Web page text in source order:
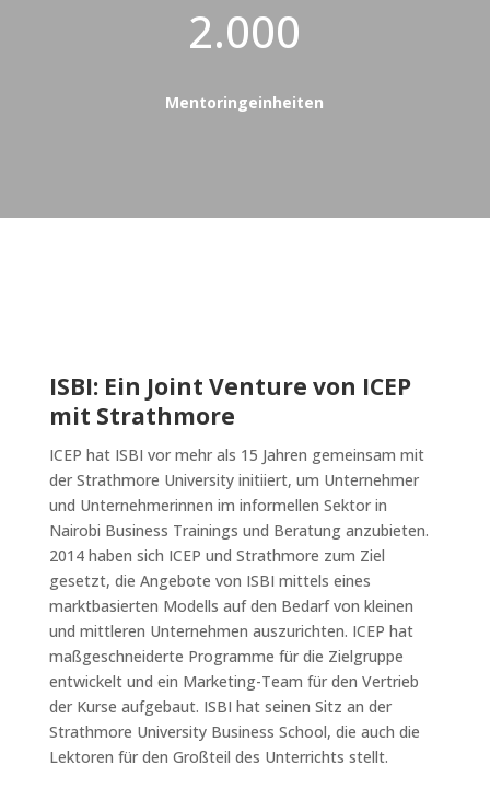
2.000
Mentoringeinheiten
ISBI: Ein Joint Venture von ICEP
mit Strathmore
ICEP hat ISBI vor mehr als 15 Jahren gemeinsam mit
der Strathmore University initiiert, um Unternehmer
und Unternehmerinnen im informellen Sektor in
Nairobi Business Trainings und Beratung anzubieten.
2014 haben sich ICEP und Strathmore zum Ziel
gesetzt, die Angebote von ISBI mittels eines
marktbasierten Modells auf den Bedarf von kleinen
und mittleren Unternehmen auszurichten. ICEP hat
maßgeschneiderte Programme für die Zielgruppe
entwickelt und ein Marketing-Team für den Vertrieb
der Kurse aufgebaut. ISBI hat seinen Sitz an der
Strathmore University Business School, die auch die
Lektoren für den Großteil des Unterrichts stellt.